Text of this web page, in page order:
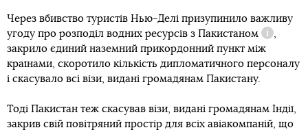
Через вбивство туристів Нью-Делі призупинило важливу
угоду про розподіл водних ресурсів з Пакистаном
Довідка
,
закрило єдиний наземний прикордонний пункт між
країнами, скоротило кількість дипломатичного персоналу
і скасувало всі візи, видані громадянам Пакистану.
Тоді Пакистан теж скасував візи, видані громадянам Індії,
закрив свій повітряний простір для всіх авіакомпаній, що